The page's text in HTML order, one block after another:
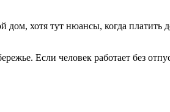
хотя тут нюансы, когда платить
Если человек работает без